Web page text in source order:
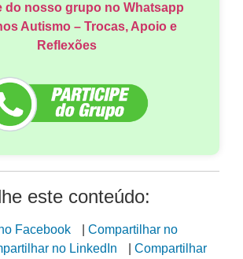
do nosso grupo no Whatsapp
Autismo – Trocas, Apoio e
Reflexões
este conteúdo:
Facebook
Compartilhar no
no LinkedIn
Compartilhar